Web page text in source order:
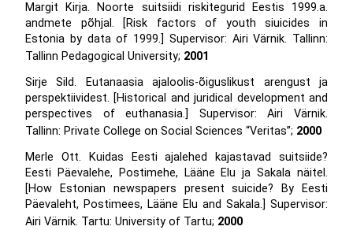
Margit Kirja. Noorte suitsiidi riskitegurid Eestis 1999.a.
andmete põhjal. [Risk factors of youth siuicides in
Estonia by data of 1999.] Supervisor: Airi Värnik. Tallinn:
Tallinn Pedagogical University; 2001
Sirje Sild. Eutanaasia ajaloolis-õiguslikust arengust ja
perspektiividest. [Historical and juridical development and
perspectives of euthanasia.] Supervisor: Airi Värnik.
Tallinn: Private College on Social Sciences “Veritas”; 2000
Merle Ott. Kuidas Eesti ajalehed kajastavad suitsiide?
Eesti Päevalehe, Postimehe, Lääne Elu ja Sakala näitel.
[How Estonian newspapers present suicide? By Eesti
Päevaleht, Postimees, Lääne Elu and Sakala.] Supervisor:
Airi Värnik. Tartu: University of Tartu; 2000